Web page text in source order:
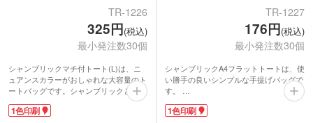
TR-1226
325円(税込)
最小発注数30個
シャンブリックマチ付トート(L)は、ニ
ュアンスカラーがおしゃれな大容量のト
ートバッグです。シャンブリックとは、
シャンブレーとファブリックを組み合わ
せた造語。布地を糸として再利用した再
1色印刷
TR-1227
176円(税込)
最小発注数30個
シャンブリックA4フラットトートは、使
い勝手の良いシンプルな手提げバッグで
す。
シャンブリックとは、シャンブレーとフ
ァブリックを組み合わせた造語。布地を
1色印刷